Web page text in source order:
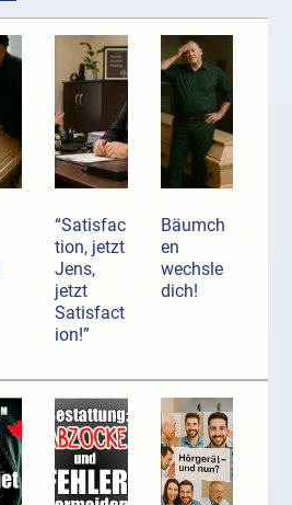
“Satisfac
tion, jetzt
Jens,
jetzt
Satisfact
ion!”
Bäumch
en
wechsle
dich!